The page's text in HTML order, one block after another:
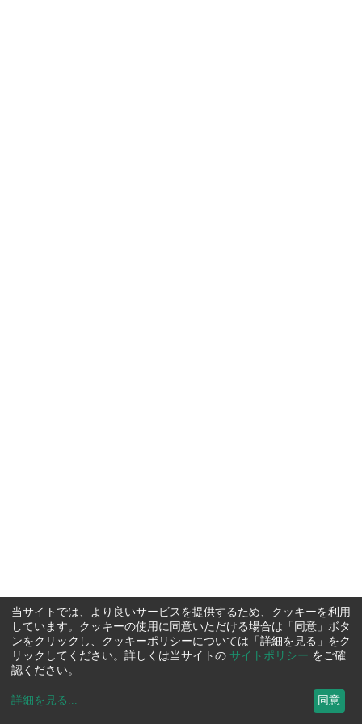
当サイトでは、より良いサービスを提供するため、クッキーを利用
しています。クッキーの使用に同意いただける場合は「同意」ボタ
ンをクリックし、クッキーポリシーについては「詳細を見る」をク
リックしてください。詳しくは当サイトの サイトポリシー をご確
認ください。
詳細を見る ... 同意